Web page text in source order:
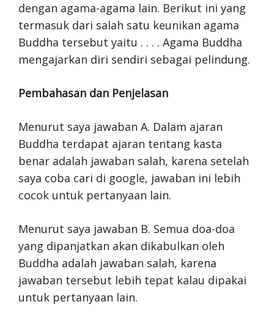
dengan agama-agama lain. Berikut ini yang
termasuk dari salah satu keunikan agama
Buddha tersebut yaitu . . . . Agama Buddha
mengajarkan diri sendiri sebagai pelindung.
Pembahasan dan Penjelasan
Menurut saya jawaban A. Dalam ajaran
Buddha terdapat ajaran tentang kasta
benar adalah jawaban salah, karena setelah
saya coba cari di google, jawaban ini lebih
cocok untuk pertanyaan lain.
Menurut saya jawaban B. Semua doa-doa
yang dipanjatkan akan dikabulkan oleh
Buddha adalah jawaban salah, karena
jawaban tersebut lebih tepat kalau dipakai
untuk pertanyaan lain.